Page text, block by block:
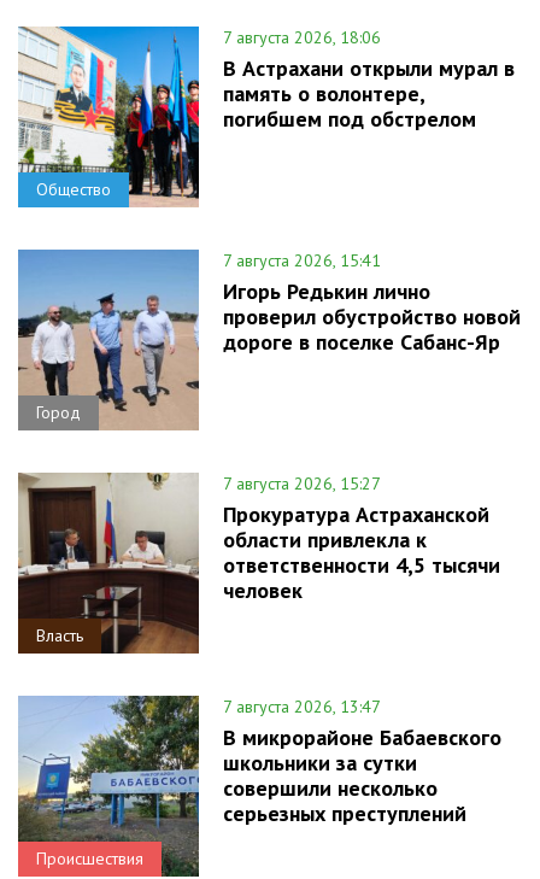
Общество
7 августа 2026, 18:06
В Астрахани открыли мурал в
память о волонтере,
погибшем под обстрелом
Город
7 августа 2026, 15:41
Игорь Редькин лично
проверил обустройство новой
дороге в поселке Сабанс-Яр
Власть
7 августа 2026, 15:27
Прокуратура Астраханской
области привлекла к
ответственности 4,5 тысячи
человек
Происшествия
7 августа 2026, 13:47
В микрорайоне Бабаевского
школьники за сутки
совершили несколько
серьезных преступлений